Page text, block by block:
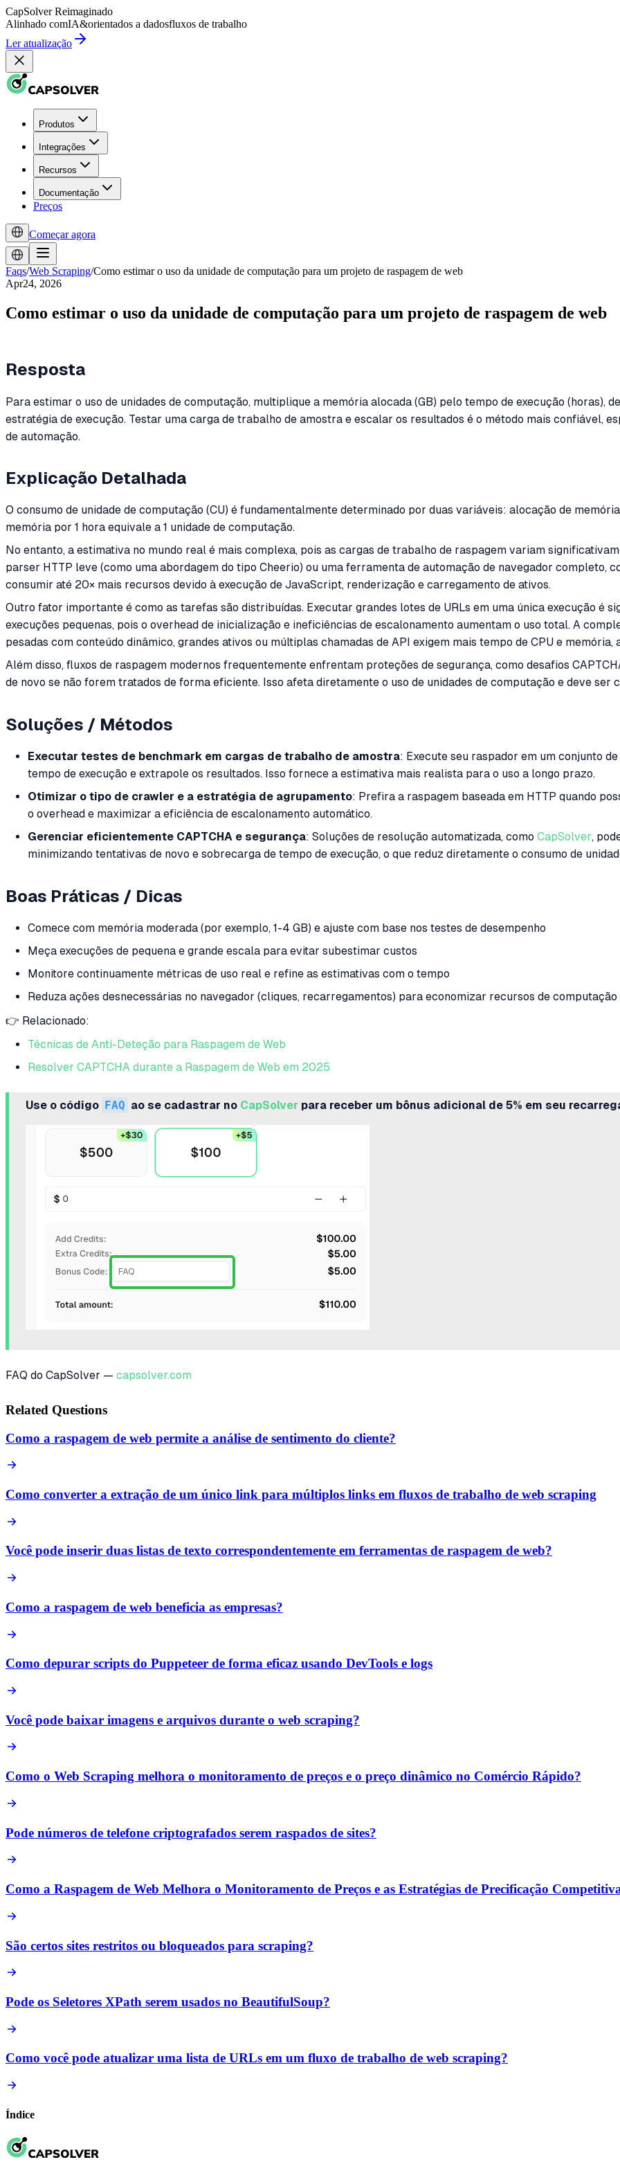
CapSolver Reimaginado
Alinhado comIA&orientados a dadosfluxos de trabalho
Ler atualização
Produtos
Integrações
Recursos
Documentação
Preços
Começar agora
Faqs/Web Scraping/Como estimar o uso da unidade de computação para um projeto de raspagem de web
Apr24, 2026
Como estimar o uso da unidade de computação para um projeto de raspagem de web
Resposta
Para estimar o uso de unidades de computação, multiplique a memória alocada (GB) pelo tempo de execução (horas),
estratégia de execução. Testar uma carga de trabalho de amostra e escalar os resultados é o método mais confiável,
de automação.
Explicação Detalhada
O consumo de unidade de computação (CU) é fundamentalmente determinado por duas variáveis: alocação de
memória por 1 hora equivale a 1 unidade de computação.
No entanto, a estimativa no mundo real é mais complexa, pois as cargas de trabalho de raspagem variam
parser HTTP leve (como uma abordagem do tipo Cheerio) ou uma ferramenta de automação de navegador completo,
consumir até 20× mais recursos devido à execução de JavaScript, renderização e carregamento de ativos.
Outro fator importante é como as tarefas são distribuídas. Executar grandes lotes de URLs em uma única execução é
execuções pequenas, pois o overhead de inicialização e ineficiências de escalonamento aumentam o uso total. A
pesadas com conteúdo dinâmico, grandes ativos ou múltiplas chamadas de API exigem mais tempo de CPU e
Além disso, fluxos de raspagem modernos frequentemente enfrentam proteções de segurança, como desafios
de novo se não forem tratados de forma eficiente. Isso afeta diretamente o uso de unidades de computação e deve ser
Soluções / Métodos
Executar testes de benchmark em cargas de trabalho de amostra: Execute seu raspador em um conjunto
tempo de execução e extrapole os resultados. Isso fornece a estimativa mais realista para o uso a longo prazo.
Otimizar o tipo de crawler e a estratégia de agrupamento: Prefira a raspagem baseada em HTTP quando
o overhead e maximizar a eficiência de escalonamento automático.
Gerenciar eficientemente CAPTCHA e segurança: Soluções de resolução automatizada, como CapSolver,
minimizando tentativas de novo e sobrecarga de tempo de execução, o que reduz diretamente o consumo de
Boas Práticas / Dicas
Comece com memória moderada (por exemplo, 1-4 GB) e ajuste com base nos testes de desempenho
Meça execuções de pequena e grande escala para evitar subestimar custos
Monitore continuamente métricas de uso real e refine as estimativas com o tempo
Reduza ações desnecessárias no navegador (cliques, recarregamentos) para economizar recursos de computação
👉 Relacionado:
Técnicas de Anti-Deteção para Raspagem de Web
Resolver CAPTCHA durante a Raspagem de Web em 2025
Use o código FAQ ao se cadastrar no CapSolver para receber um bônus adicional de 5% em seu
FAQ do CapSolver — capsolver.com
Related Questions
Como a raspagem de web permite a análise de sentimento do cliente?
Como converter a extração de um único link para múltiplos links em fluxos de trabalho de web scraping
Você pode inserir duas listas de texto correspondentemente em ferramentas de raspagem de web?
Como a raspagem de web beneficia as empresas?
Como depurar scripts do Puppeteer de forma eficaz usando DevTools e logs
Você pode baixar imagens e arquivos durante o web scraping?
Como o Web Scraping melhora o monitoramento de preços e o preço dinâmico no Comércio Rápido?
Pode números de telefone criptografados serem raspados de sites?
Como a Raspagem de Web Melhora o Monitoramento de Preços e as Estratégias de Precificação
São certos sites restritos ou bloqueados para scraping?
Pode os Seletores XPath serem usados no BeautifulSoup?
Como você pode atualizar uma lista de URLs em um fluxo de trabalho de web scraping?
Índice